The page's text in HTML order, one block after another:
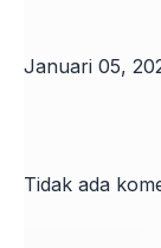
Januari 05,
Tidak ada